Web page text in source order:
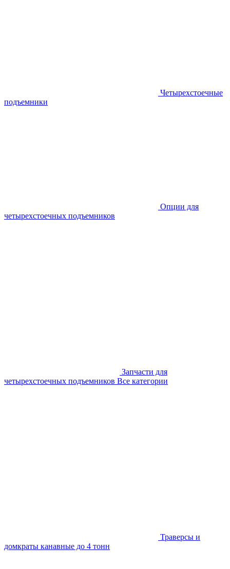
Четырехстоечные
подъемники
Опции для
четырехстоечных подъемников
Запчасти для
четырехстоечных подъемников Все категории
Траверсы и
домкраты канавные до 4 тонн